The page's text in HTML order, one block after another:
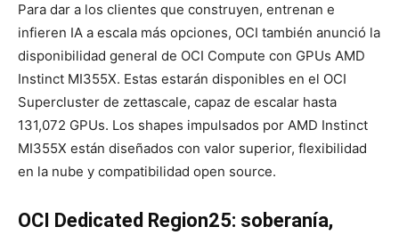
Para dar a los clientes que construyen, entrenan e
infieren IA a escala más opciones, OCI también anunció la
disponibilidad general de OCI Compute con GPUs AMD
Instinct MI355X. Estas estarán disponibles en el OCI
Supercluster de zettascale, capaz de escalar hasta
131,072 GPUs. Los shapes impulsados por AMD Instinct
MI355X están diseñados con valor superior, flexibilidad
en la nube y compatibilidad open source.
OCI Dedicated Region25: soberanía,